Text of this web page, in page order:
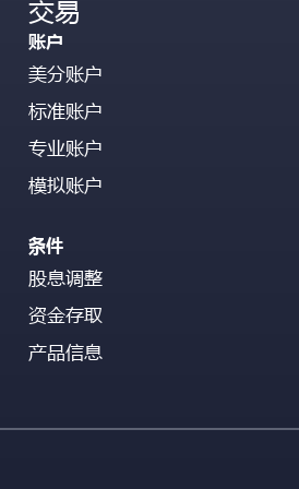
交易
账户
美分账户
标准账户
专业账户
模拟账户
条件
股息调整
资金存取
产品信息